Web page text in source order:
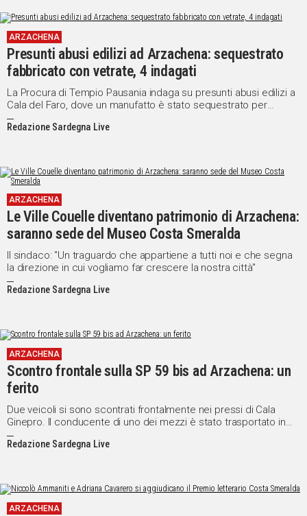
ARZACHENA
Presunti abusi edilizi ad Arzachena: sequestrato
fabbricato con vetrate, 4 indagati
La Procura di Tempio Pausania indaga su presunti abusi edilizi a
Cala del Faro, dove un manufatto è stato sequestrato per
mancanza di autorizzazioni
Redazione Sardegna Live
ARZACHENA
Le Ville Couelle diventano patrimonio di Arzachena:
saranno sede del Museo Costa Smeralda
Il sindaco: "Un traguardo che appartiene a tutti noi e che segna
la direzione in cui vogliamo far crescere la nostra città"
Redazione Sardegna Live
ARZACHENA
Scontro frontale sulla SP 59 bis ad Arzachena: un
ferito
Due veicoli si sono scontrati frontalmente nei pressi di Cala
Ginepro. Il conducente di uno dei mezzi è stato trasportato in
pronto soccorso
Redazione Sardegna Live
ARZACHENA